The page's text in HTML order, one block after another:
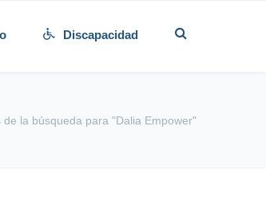
Discapacidad
de la búsqueda para "Dalia Empower"